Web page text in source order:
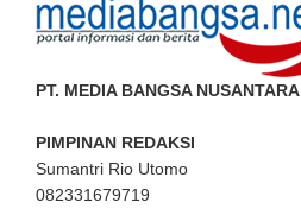
PT. MEDIA BANGSA NUSANTARA
PIMPINAN REDAKSI
Sumantri Rio Utomo
082331679719